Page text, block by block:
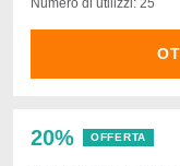
Numero di utilizzi: 25
20% OFFERTA